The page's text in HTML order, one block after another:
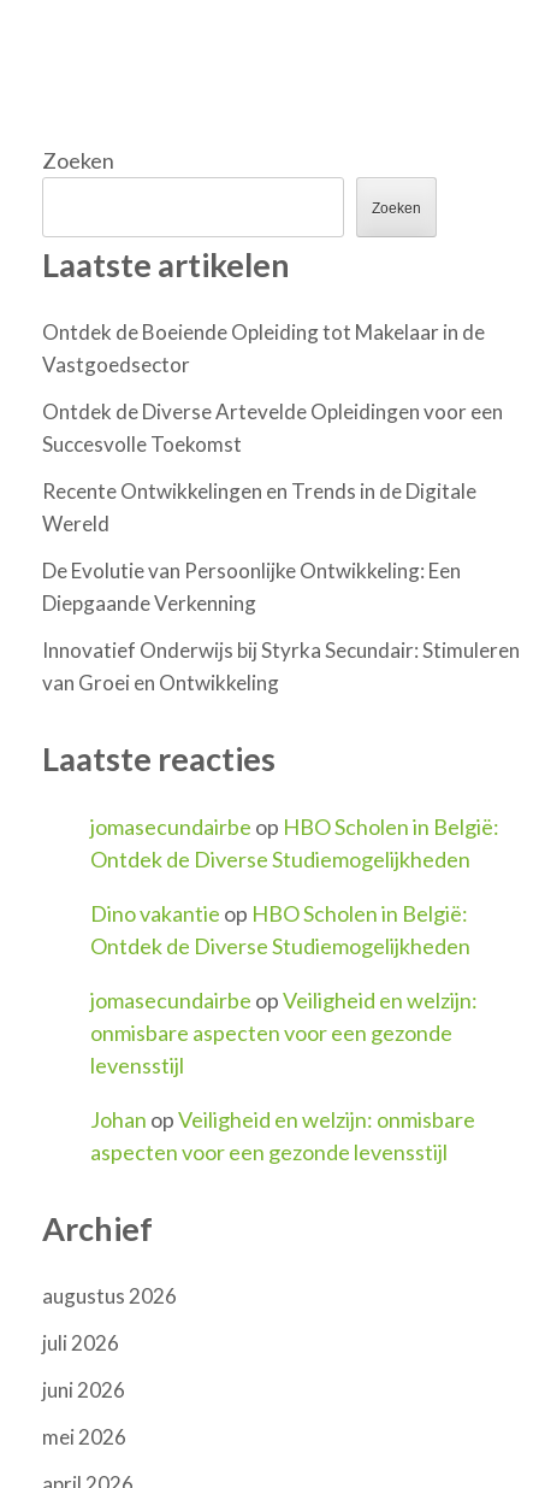
Zoeken
Zoeken
Laatste artikelen
Ontdek de Boeiende Opleiding tot Makelaar in de
Vastgoedsector
Ontdek de Diverse Artevelde Opleidingen voor een
Succesvolle Toekomst
Recente Ontwikkelingen en Trends in de Digitale
Wereld
De Evolutie van Persoonlijke Ontwikkeling: Een
Diepgaande Verkenning
Innovatief Onderwijs bij Styrka Secundair: Stimuleren
van Groei en Ontwikkeling
Laatste reacties
jomasecundairbe op HBO Scholen in België:
Ontdek de Diverse Studiemogelijkheden
Dino vakantie op HBO Scholen in België:
Ontdek de Diverse Studiemogelijkheden
jomasecundairbe opVeiligheid en welzijn:
onmisbare aspecten voor een gezonde
levensstijl
Johan opVeiligheid en welzijn: onmisbare
aspecten voor een gezonde levensstijl
Archief
augustus 2026
juli 2026
juni 2026
mei 2026